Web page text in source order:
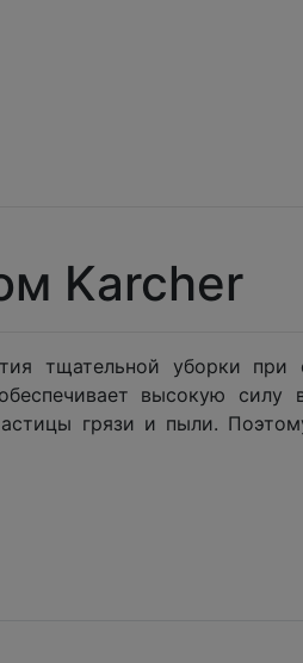
Karcher
тщательной уборки при
высокую силу
грязи и пыли.